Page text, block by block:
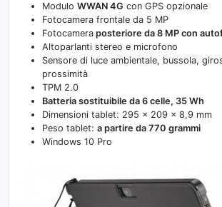
Modulo WWAN 4G con GPS opzionale
Fotocamera frontale da 5 MP
Fotocamera posteriore da 8 MP con
Altoparlanti stereo e microfono
Sensore di luce ambientale, bussola,
prossimità
TPM 2.0
Batteria sostituibile da 6 celle, 35 Wh
Dimensioni tablet: 295 x 209 x 8,9 mm
Peso tablet: a partire da 770 grammi
Windows 10 Pro